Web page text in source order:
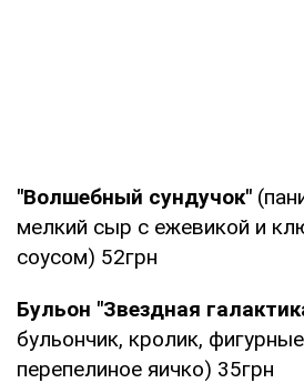
"Волшебный сундучок"
мелкий сыр с ежевикой и
соусом) 52грн
Бульон "Звездная
бульончик, кролик,
перепелиное яичко) 35грн